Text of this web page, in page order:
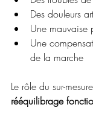
Des douleurs
Une mauvaise
Une
de la marche
Le rôle du sur-
rééquilibrage